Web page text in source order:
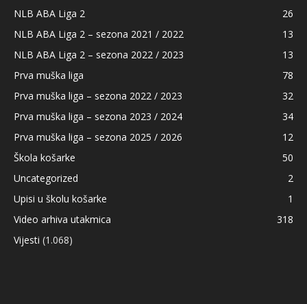
NLB ABA Liga 2
26
NLB ABA Liga 2 – sezona 2021 / 2022
13
NLB ABA Liga 2 – sezona 2022 / 2023
13
Prva muška liga
78
Prva muška liga – sezona 2022 / 2023
32
Prva muška liga – sezona 2023 / 2024
34
Prva muška liga – sezona 2025 / 2026
12
Škola košarke
50
Uncategorized
2
Upisi u školu košarke
1
Video arhiva utakmica
318
Vijesti (1.068)